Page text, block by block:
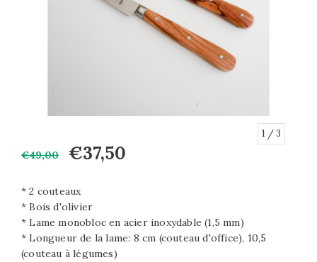
1 / 3
€49,00 €37,50
* 2 couteaux
* Bois d'olivier
* Lame monobloc en acier inoxydable (1,5 mm)
* Longueur de la lame: 8 cm (couteau d'office), 10,5
(couteau à légumes)